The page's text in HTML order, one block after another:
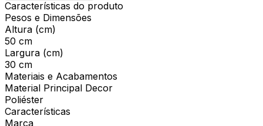
Características do produto
Pesos e Dimensões
Altura (cm)
50 cm
Largura (cm)
30 cm
Materiais e Acabamentos
Material Principal Decor
Poliéster
Características
Marca